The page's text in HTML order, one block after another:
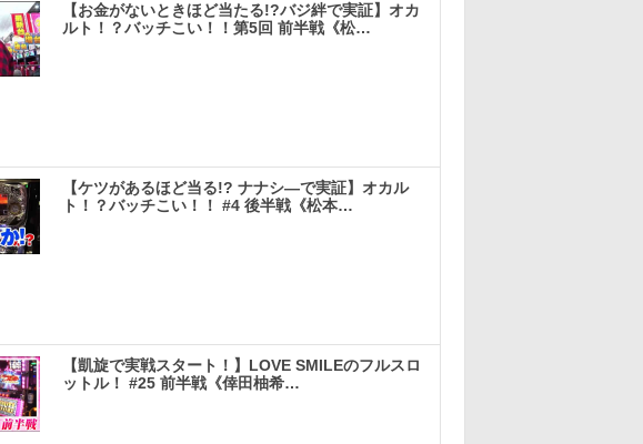
【お金がないときほど当たる!?バジ絆で実証】オカ
ルト！？バッチこい！！第5回 前半戦《松…
【ケツがあるほど当る!? ナナシ―で実証】オカル
ト！？バッチこい！！ #4 後半戦《松本…
【凱旋で実戦スタート！】LOVE SMILEのフルスロ
ットル！ #25 前半戦《倖田柚希…